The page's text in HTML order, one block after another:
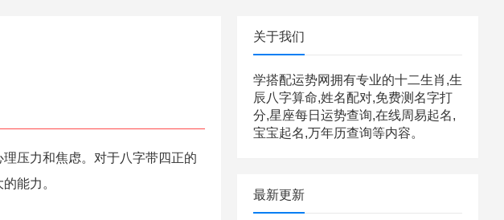
压力和焦虑。对于八字带四正的
能力。
关于我们
学搭配运势网拥有专业的十二生肖,生
辰八字算命,姓名配对,免费测名字打
分,星座每日运势查询,在线周易起名,
宝宝起名,万年历查询等内容。
最新更新